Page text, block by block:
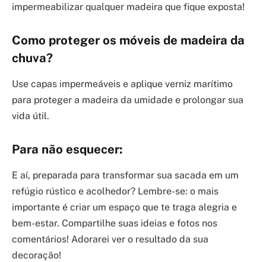
impermeabilizar qualquer madeira que fique exposta!
Como proteger os móveis de madeira da
chuva?
Use capas impermeáveis e aplique verniz marítimo
para proteger a madeira da umidade e prolongar sua
vida útil.
Para não esquecer:
E aí, preparada para transformar sua sacada em um
refúgio rústico e acolhedor? Lembre-se: o mais
importante é criar um espaço que te traga alegria e
bem-estar. Compartilhe suas ideias e fotos nos
comentários! Adorarei ver o resultado da sua
decoração!